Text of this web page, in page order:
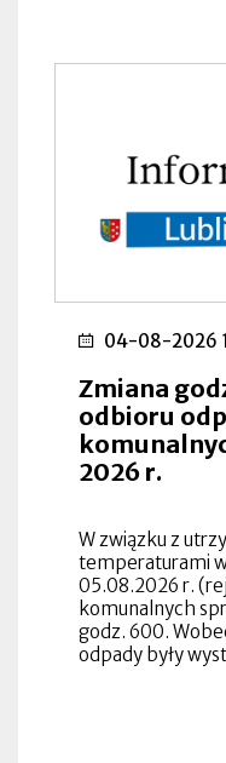
04-08-2026
Zmiana
odbioru
2026 r.
W związku z
temperaturami
05.08.2026 r.
komunalnych
godz. 600.
odpady były